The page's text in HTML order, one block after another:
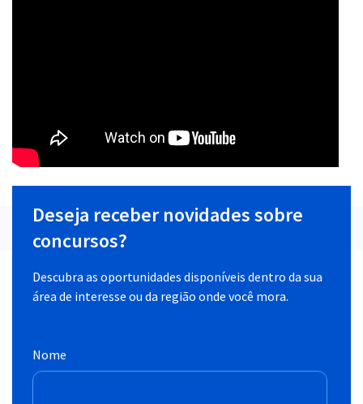
Deseja receber novidades sobre
concursos?
Descubra as oportunidades disponíveis dentro da sua
área de interesse ou da região onde você mora.
Nome